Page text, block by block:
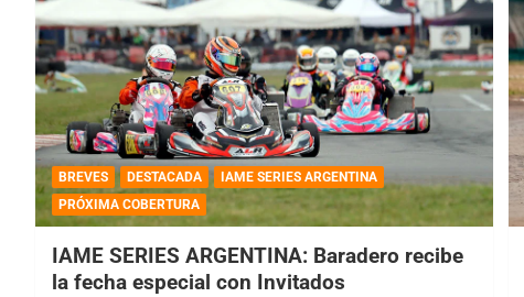
BREVES DESTACADA
IAME SERIES ARGENTINA
PRÓXIMA COBERTURA
IAME SERIES ARGENTINA: Baradero recibe
la fecha especial con Invitados